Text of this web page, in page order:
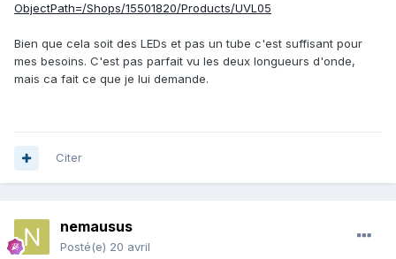
ObjectPath=/Shops/15501820/Products/UVL05
Bien que cela soit des LEDs et pas un tube c'est suffisant pour
mes besoins. C'est pas parfait vu les deux longueurs d'onde,
mais ca fait ce que je lui demande.
Citer
nemausus
Posté(e) 20 avril